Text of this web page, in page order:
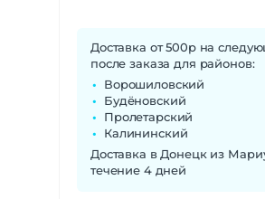
Доставка от 500р на
после заказа для районов:
Ворошиловский
Будёновский
Пролетарский
Калининский
Доставка в Донецк из
течение 4 дней